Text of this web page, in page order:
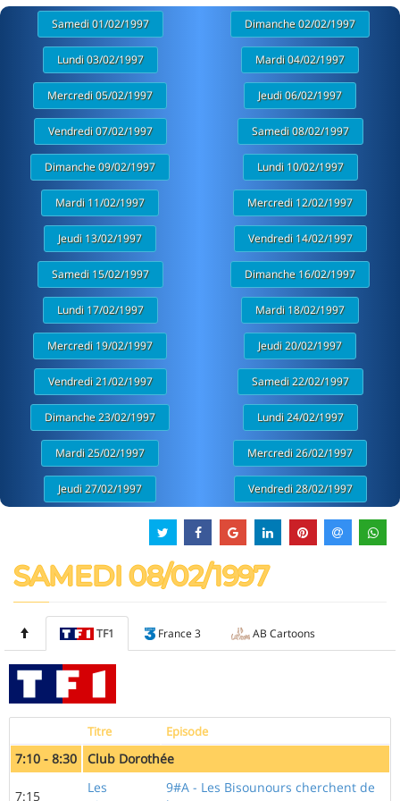
Samedi 01/02/1997 Dimanche 02/02/1997
Lundi 03/02/1997 Mardi 04/02/1997
Mercredi 05/02/1997 Jeudi 06/02/1997
Vendredi 07/02/1997 Samedi 08/02/1997
Dimanche 09/02/1997 Lundi 10/02/1997
Mardi 11/02/1997 Mercredi 12/02/1997
Jeudi 13/02/1997 Vendredi 14/02/1997
Samedi 15/02/1997 Dimanche 16/02/1997
Lundi 17/02/1997 Mardi 18/02/1997
Mercredi 19/02/1997 Jeudi 20/02/1997
Vendredi 21/02/1997 Samedi 22/02/1997
Dimanche 23/02/1997 Lundi 24/02/1997
Mardi 25/02/1997 Mercredi 26/02/1997
Jeudi 27/02/1997 Vendredi 28/02/1997
SAMEDI 08/02/1997
TF1 France 3 AB Cartoons
Titre Episode
7:10 - 8:30 Club Dorothée
7:15
Les
9#A - Les Bisounours cherchent de